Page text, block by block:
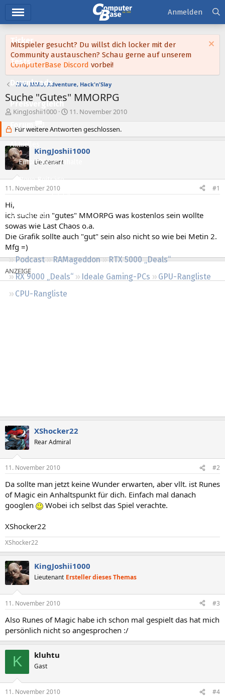
Ticker
Tests
Downloads
Preisvergleich
Forum
Aktuelles
Empfohlene Inhalte
Neue Beiträge
Neueste Aktivitäten
Leserartikel
Regeln
Podcast RAMageddon
RTX 5000 „Deals“
RX 9000 „Deals“
Ideale Gaming-PCs
GPU-Rangliste
CPU-Rangliste
Anmelden
Mitspieler gesucht? Du willst dich locker mit der
Community austauschen? Schau gerne auf unserem
ComputerBase Discord vorbei!
RPG, MMO, Adventure, Hack'n'Slay
Suche "Gutes" MMORPG
E
r
s
t
e
l
l
e
KingJoshii1000
E
s
t
e
l
m
11. November 2010
Für weitere Antworten geschlossen.
KingJoshii1000
Lieutenant
11. November 2010 #1
Hi,
ich suche ein "gutes" MMORPG was kostenlos sein wollte
sowas wie Last Chaos o.a.
Die Grafik sollte auch "gut" sein also nicht so wie bei Metin 2.
Mfg =)
XShocker22
Rear Admiral
11. November 2010 #2
Da sollte man jetzt keine Wunder erwarten, aber vllt. ist Runes
of Magic ein Anhaltspunkt für dich. Einfach mal danach
googlen
Wobei ich selbst das Spiel verachte.
XShocker22
XShocker22
KingJoshii1000
Lieutenant Ersteller dieses Themas
11. November 2010 #3
Also Runes of Magic habe ich schon mal gespielt das hat mich
persönlich nicht so angesprochen :/
K kluhtu
Gast
11. November 2010 #4